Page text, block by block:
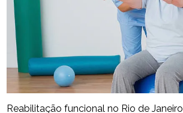
Reabilitação funcional no Rio de Janeiro